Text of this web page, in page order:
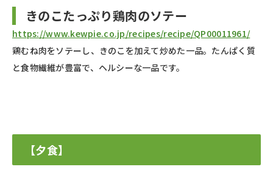
きのこたっぷり鶏肉のソテー
https://www.kewpie.co.jp/recipes/recipe/QP00011961/
鶏むね肉をソテーし、きのこを加えて炒めた一品。たんぱく質
と食物繊維が豊富で、ヘルシーな一品です。
【夕食】